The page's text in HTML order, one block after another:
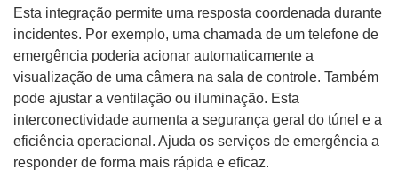
Esta integração permite uma resposta coordenada durante
incidentes. Por exemplo, uma chamada de um telefone de
emergência poderia acionar automaticamente a
visualização de uma câmera na sala de controle. Também
pode ajustar a ventilação ou iluminação. Esta
interconectividade aumenta a segurança geral do túnel e a
eficiência operacional. Ajuda os serviços de emergência a
responder de forma mais rápida e eficaz.